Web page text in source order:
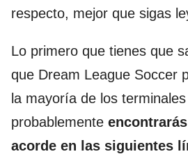
respecto, mejor que sigas
Lo primero que tienes que
que Dream League Soccer
la mayoría de los
probablemente
acorde en las siguientes